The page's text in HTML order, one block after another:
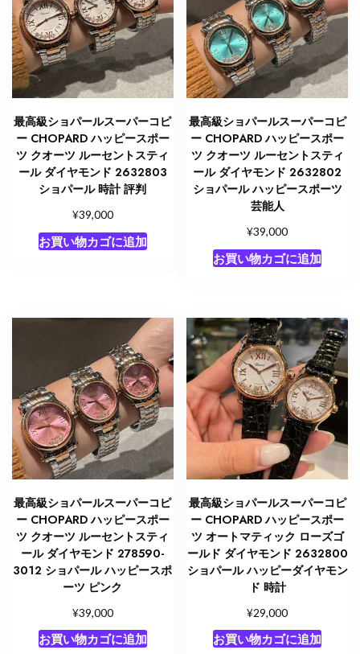
最高級ショパールスーパーコピ
ー CHOPARD ハッピースポー
ツ クオーツ ルーセントスティ
ール ダイヤモンド 2632803
ショパール 時計 評判
¥39,000
お買い物カゴに追加
最高級ショパールスーパーコピ
ー CHOPARD ハッピースポー
ツ クオーツ ルーセントスティ
ール ダイヤモンド 2632802
ショパール ハッピースポーツ
芸能人
¥39,000
お買い物カゴに追加
最高級ショパールスーパーコピ
ー CHOPARD ハッピースポー
ツ クオーツ ルーセントスティ
ール ダイヤモンド 278590-
3012 ショパール ハッピースポ
ーツ ピンク
¥39,000
お買い物カゴに追加
最高級ショパールスーパーコピ
ー CHOPARD ハッピースポー
ツ オートマティック ローズゴ
ールド ダイヤモンド 2632800
ショパール ハッピーダイヤモン
ド 時計
¥29,000
お買い物カゴに追加